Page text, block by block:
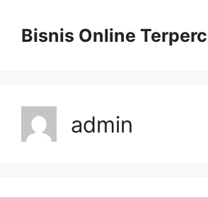
contentBisnis Online
admin